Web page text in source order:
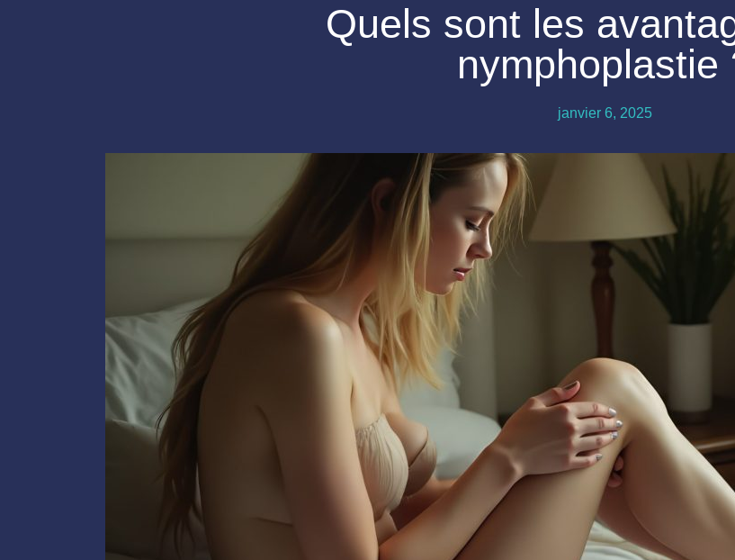
Quels sont les
nymphoplastie
janvier 6, 2025